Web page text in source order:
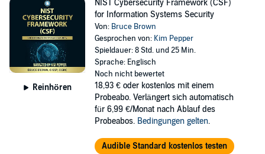
Delve into the core of cybersecurity frameworks with this
indispensable guide to NIST CSF. Crafted by cybersecurity virtuoso
Bruce Brown, a veteran with over two decades of hands-on
experience in security compliance across many frameworks, this
book is your pathway to grasp the intricate realms of information
NIST Cybersecurity Framework for Information Systems
A comprehensive study of framework core functions: Gain in-
depth knowledge about the nucleus of NIST CSF by
Reinhören
NIST Cybersecurity Framework (CSF)
for Information Systems Security
Von: Bruce Brown
Gesprochen von: Kim Pepper
Spieldauer: 8 Std. und 25 Min.
Sprache: Englisch
Noch nicht bewertet
18,93 € oder kostenlos mit einem
Probeabo. Verlängert sich automatisch
für 6,99 €/Monat nach Ablauf des
Probeabos. Bedingungen gelten.
Audible Standard kostenlos testen